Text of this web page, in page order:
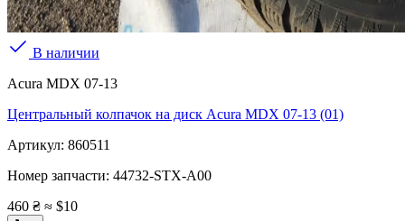
В наличии
Acura MDX 07-13
Центральный колпачок на диск Acura MDX 07-13 (01)
Артикул: 860511
Номер запчасти: 44732-STX-A00
460 ₴ ≈ $10